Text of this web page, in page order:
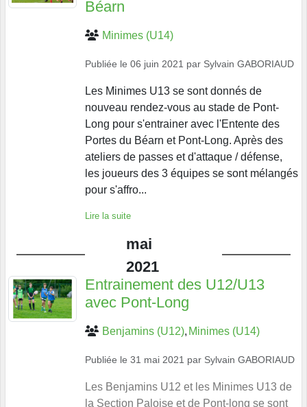
Béarn
Minimes (U14)
Publiée le 06 juin 2021 par Sylvain GABORIAUD
Les Minimes U13 se sont donnés de
nouveau rendez-vous au stade de Pont-
Long pour s'entrainer avec l'Entente des
Portes du Béarn et Pont-Long. Après des
ateliers de passes et d'attaque / défense,
les joueurs des 3 équipes se sont mélangés
pour s'affro...
Lire la suite
mai
2021
Entrainement des U12/U13
avec Pont-Long
Benjamins (U12) Minimes (U14)
Publiée le 31 mai 2021 par Sylvain GABORIAUD
Les Benjamins U12 et les Minimes U13 de
la Section Paloise et de Pont-long se sont